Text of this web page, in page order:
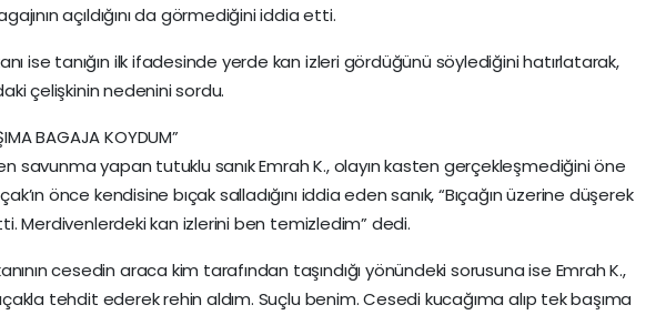
açıldığını da görmediğini iddia etti.
ise tanığın ilk ifadesinde yerde kan izleri gördüğünü söylediğini hatırlatarak,
çelişkinin nedenini sordu.
BAGAJA KOYDUM”
savunma yapan tutuklu sanık Emrah K., olayın kasten gerçekleşmediğini öne
önce kendisine bıçak salladığını iddia eden sanık, “Bıçağın üzerine düşerek
Merdivenlerdeki kan izlerini ben temizledim” dedi.
cesedin araca kim tarafından taşındığı yönündeki sorusuna ise Emrah K.,
tehdit ederek rehin aldım. Suçlu benim. Cesedi kucağıma alıp tek başıma